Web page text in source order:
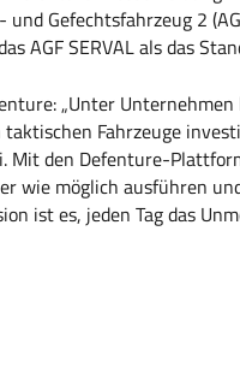
Gefechtsfahrzeug 2
AGF SERVAL als das
„Unter
Fahrzeuge
Mit den Defenture-
wie möglich ausführen
ist es, jeden Tag das